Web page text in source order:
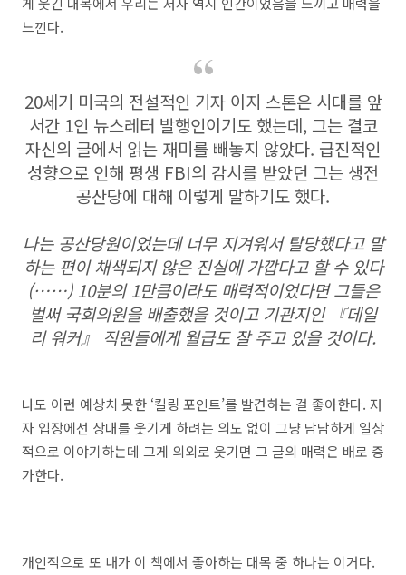
느낀다.
20세기 미국의 전설적인 기자 이지 스톤은 시대를 앞
서간 1인 뉴스레터 발행인이기도 했는데, 그는 결코
자신의 글에서 읽는 재미를 빼놓지 않았다. 급진적인
성향으로 인해 평생 FBI의 감시를 받았던 그는 생전
공산당에 대해 이렇게 말하기도 했다.
나는 공산당원이었는데 너무 지겨워서 탈당했다고 말
하는 편이 채색되지 않은 진실에 가깝다고 할 수 있다
(……) 10분의 1만큼이라도 매력적이었다면 그들은
벌써 국회의원을 배출했을 것이고 기관지인 『데일
리 워커』 직원들에게 월급도 잘 주고 있을 것이다.
나도 이런 예상치 못한 ‘킬링 포인트’를 발견하는 걸 좋아한다. 저
자 입장에선 상대를 웃기게 하려는 의도 없이 그냥 담담하게 일상
적으로 이야기하는데 그게 의외로 웃기면 그 글의 매력은 배로 증
가한다.
개인적으로 또 내가 이 책에서 좋아하는 대목 중 하나는 이거다.